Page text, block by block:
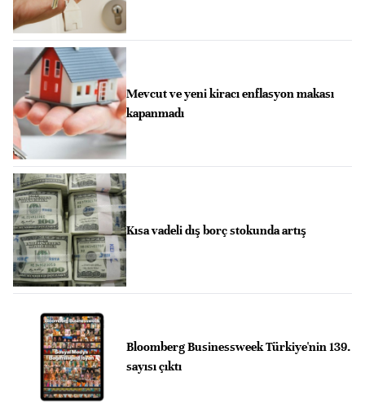
Mevcut ve yeni kiracı enflasyon makası
kapanmadı
Kısa vadeli dış borç stokunda artış
Bloomberg Businessweek Türkiye'nin 139.
sayısı çıktı